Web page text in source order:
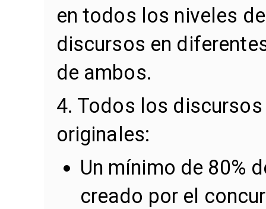
en todos los niveles
discursos en
de ambos.
4. Todos los
originales:
Un mínimo de 80%
creado por el